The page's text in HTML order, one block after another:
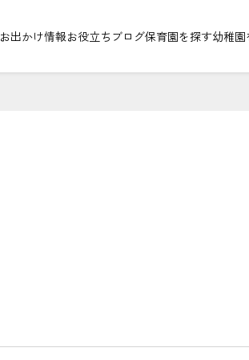
お出かけ情報お役立ちブログ保育園を探す幼稚